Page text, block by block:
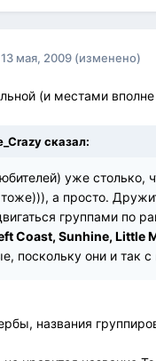
13 мая, 2009 (изменено)
(и местами
сказал:
уже столько,
тоже))), а просто.
группами по
Coast, Sunhine, Little
поскольку они и так
названия